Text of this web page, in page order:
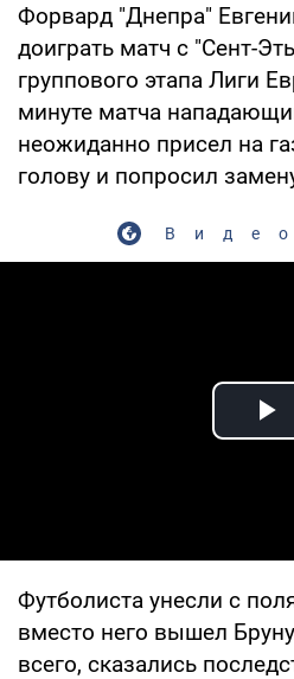
Форвард "Днепра"
доиграть матч с "Сент-
группового этапа Лиги
минуте матча
неожиданно присел на
голову и попросил
Футболиста унесли с
вместо него вышел
всего, сказались